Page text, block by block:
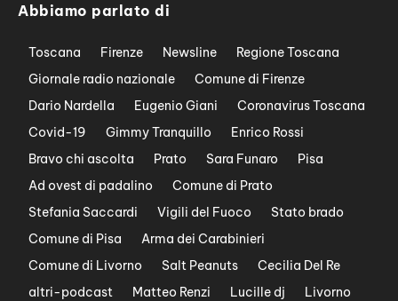
Abbiamo parlato di
Toscana Firenze Newsline
Regione Toscana
Giornale radio nazionale
Comune di Firenze
Dario Nardella
Eugenio Giani
Coronavirus Toscana
Covid-19
Gimmy Tranquillo
Enrico Rossi
Bravo chi ascolta
Prato Sara Funaro
Pisa
Ad ovest di padalino
Comune di Prato
Stefania Saccardi
Vigili del Fuoco
Stato brado
Comune di Pisa
Arma dei Carabinieri
Comune di Livorno
Salt Peanuts
Cecilia Del Re
altri-podcast
Matteo Renzi Lucille dj
Livorno